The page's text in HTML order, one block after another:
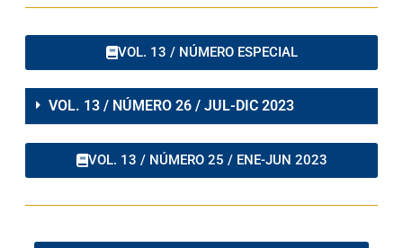
VOL. 13 / NÚMERO ESPECIAL
VOL. 13 / NÚMERO 26 / JUL-DIC 2023
VOL. 13 / NÚMERO 25 / ENE-JUN 2023